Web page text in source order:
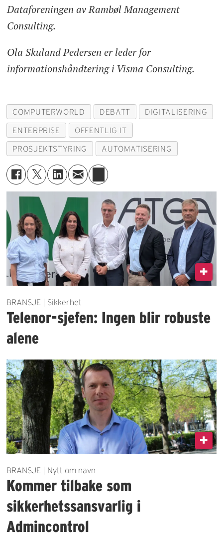
Dataforeningen av Rambøl Management
Consulting.
Ola Skuland Pedersen er leder for
informationshåndtering i Visma Consulting.
COMPUTERWORLD DEBATT DIGITALISERING
ENTERPRISE OFFENTLIG IT
PROSJEKTSTYRING AUTOMATISERING
BRANSJE | Sikkerhet
Telenor-sjefen: Ingen blir robuste
alene
BRANSJE | Nytt om navn
Kommer tilbake som
sikkerhetssansvarlig i
Admincontrol